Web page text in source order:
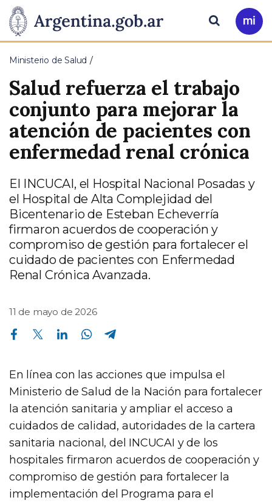
Presidencia
de
la
Nación
Pasar al contenido principal
Ir
a
Buscar
Ministerio de Salud
Salud refuerza el trabajo
conjunto para mejorar la
atención de pacientes con
enfermedad renal crónica
El INCUCAI, el Hospital Nacional Posadas y
el Hospital de Alta Complejidad del
Bicentenario de Esteban Echeverría
firmaron acuerdos de cooperación y
compromiso de gestión para fortalecer el
cuidado de pacientes con Enfermedad
Renal Crónica Avanzada.
11 de mayo de 2026
Compartir en Facebook Compartir en Twitter Compartir en Linkedin Compartir en Whatsapp
En línea con las acciones que impulsa el
Ministerio de Salud de la Nación para fortalecer
la atención sanitaria y ampliar el acceso a
cuidados de calidad, autoridades de la cartera
sanitaria nacional, del INCUCAI y de los
hospitales firmaron acuerdos de cooperación y
compromiso de gestión para fortalecer la
implementación del Programa para el